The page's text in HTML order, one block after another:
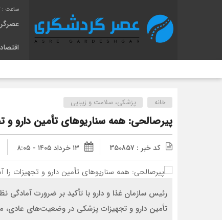
خانه پزشکی، سلامت و زیبایی
پیرصالحی: همه سناریوهای تأمین دارو و
کد خبر : 350857 ۱۳ خرداد ۱۴۰۵ - ۸:۰۵
رئیس سازمان غذا و دارو با تأکید بر ضرورت آمادگی
تأمین دارو و تجهیزات پزشکی در وضعیت‌های عادی،